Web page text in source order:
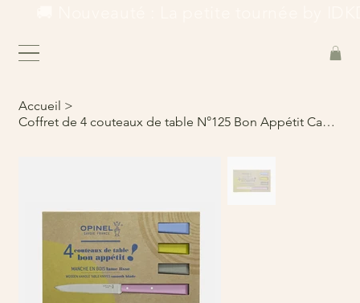
Accueil >
Coffret de 4 couteaux de table N°125 Bon Appétit Campagne